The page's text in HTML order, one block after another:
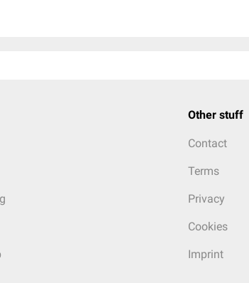
Other stuff
Contact
Terms
Privacy
Cookies
Imprint